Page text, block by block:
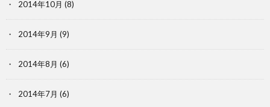
2014年10月 (8)
2014年9月 (9)
2014年8月 (6)
2014年7月 (6)